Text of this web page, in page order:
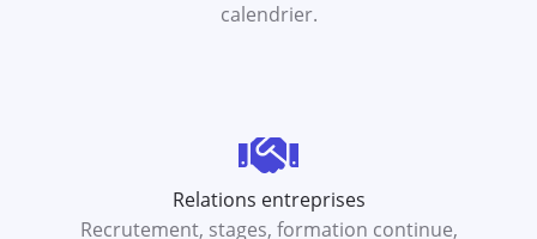
calendrier.
Relations entreprises
Recrutement, stages, formation continue,